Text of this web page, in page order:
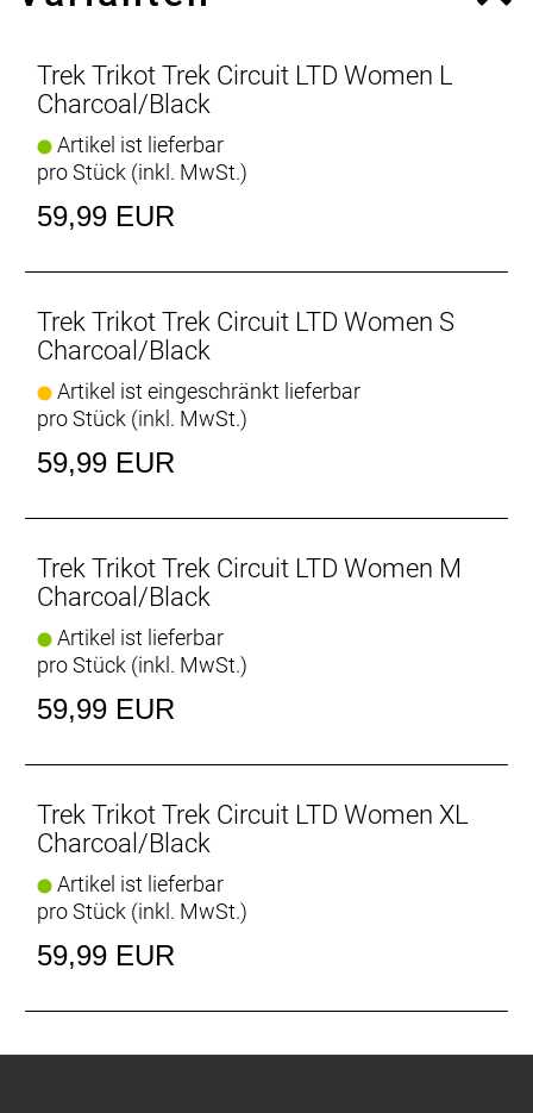
Die 37.5-Aktivpartikeltechnologie des Circuit
beschleunigt die Schweißverdampfung, um dich
Körperkerntemperatur zu gewährleisten: 37,5 Grad
Celsius.
Rutschfeste Ärmel
Erweiterte Abdeckung am Rücken
Abdeckung und sitzt dank Silikongrippern
rutschfest.
Alles Notwendige dabei
UV50+
und bieten einen UV-Schutz von 50+.
Die richtige Pflege
Die richtige Pflege
Unser erklärtes Ziel ist es, unseren CO2-Fußabdruck
zu reduzieren und zirkuläre Produktkonzepte zu
recycelte Materialien und werden mithilfe
umweltfreundlicherer Herstellungsverfahren
gefertigt.
Cocona 37.5 Polyester / 12 % Spandex
Trek Trikot Trek Circuit LTD Women L
Charcoal/Black
Artikel ist lieferbar
pro Stück (inkl. MwSt.)
59,99 EUR
Trek Trikot Trek Circuit LTD Women S
Charcoal/Black
Artikel ist eingeschränkt lieferbar
pro Stück (inkl. MwSt.)
59,99 EUR
Trek Trikot Trek Circuit LTD Women M
Charcoal/Black
Artikel ist lieferbar
pro Stück (inkl. MwSt.)
59,99 EUR
Trek Trikot Trek Circuit LTD Women XL
Charcoal/Black
Artikel ist lieferbar
pro Stück (inkl. MwSt.)
59,99 EUR